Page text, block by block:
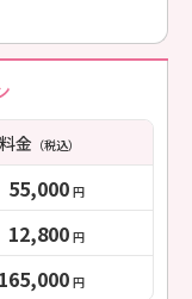
料金（税込）
55,000 円
12,800 円
165,000 円